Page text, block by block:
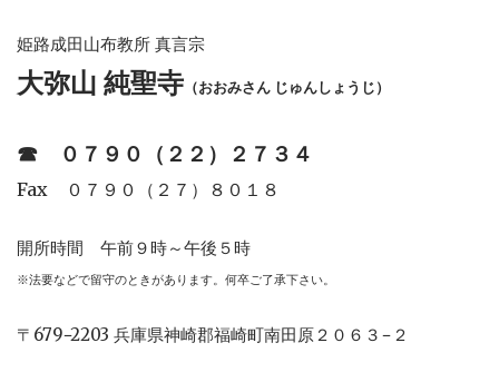
姫路成田山布教所 真言宗
大弥山 純聖寺 （おおみさん じゅんしょうじ）
☎︎ ０７９０（２２）２７３４
Fax ０７９０（２７）８０１８
開所時間 午前９時～午後５時
※法要などで留守のときがあります。何卒ご了承下さい。
〒679−2203 兵庫県神崎郡福崎町南田原２０６３−２